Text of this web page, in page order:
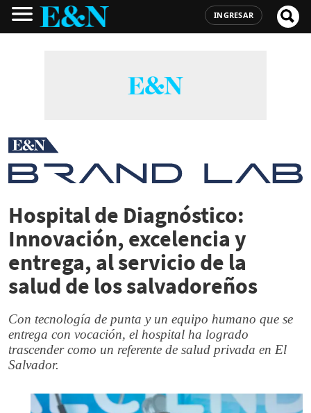
INGRESAR
Hospital de Diagnóstico:
Innovación, excelencia y
entrega, al servicio de la
salud de los salvadoreños
Con tecnología de punta y un equipo humano que se
entrega con vocación, el hospital ha logrado
trascender como un referente de salud privada en El
Salvador.